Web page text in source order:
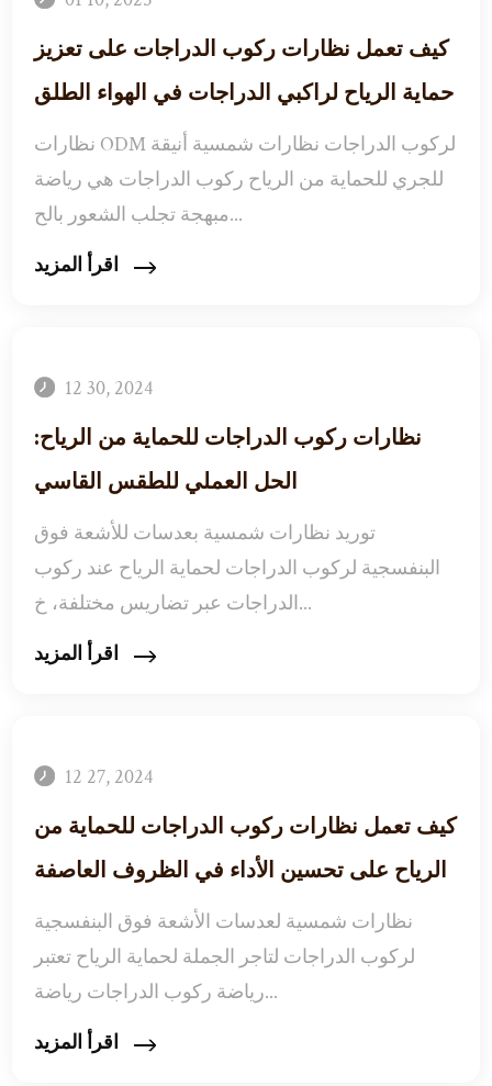
كيف تعمل نظارات ركوب الدراجات على تعزيز
حماية الرياح لراكبي الدراجات في الهواء الطلق
نظارات ODM لركوب الدراجات نظارات شمسية أنيقة
للجري للحماية من الرياح ركوب الدراجات هي رياضة
مبهجة تجلب الشعور بالح...
12 30, 2024
نظارات ركوب الدراجات للحماية من الرياح:
الحل العملي للطقس القاسي
توريد نظارات شمسية بعدسات للأشعة فوق
البنفسجية لركوب الدراجات لحماية الرياح عند ركوب
الدراجات عبر تضاريس مختلفة، خ...
12 27, 2024
كيف تعمل نظارات ركوب الدراجات للحماية من
الرياح على تحسين الأداء في الظروف العاصفة
نظارات شمسية لعدسات الأشعة فوق البنفسجية
لركوب الدراجات لتاجر الجملة لحماية الرياح تعتبر
رياضة ركوب الدراجات رياضة...